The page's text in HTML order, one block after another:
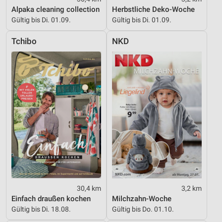
Alpaka cleaning collection
Gültig bis Di. 01.09.
Herbstliche Deko-Woche
Gültig bis Di. 01.09.
Tchibo
30,4 km
Einfach draußen kochen
Gültig bis Di. 18.08.
NKD
3,2 km
Milchzahn-Woche
Gültig bis Do. 01.10.
Geräte anhand von aktiv angeforderten
Informationen identifizieren
Notwendig
Performance
Funktional
Werbung